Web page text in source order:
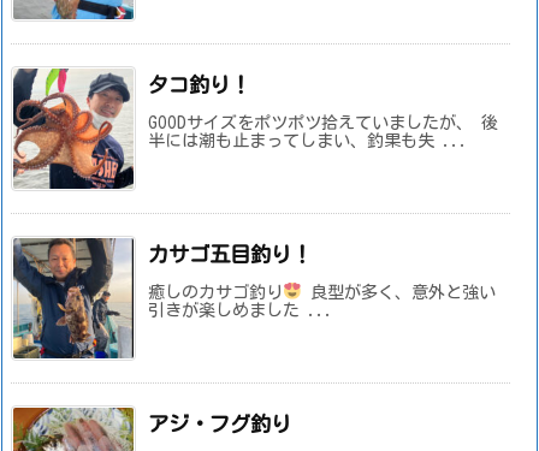
タコ釣り！
GOODサイズをポツポツ拾えていましたが、 後
半には潮も止まってしまい、釣果も失 ...
カサゴ五目釣り！
癒しのカサゴ釣り
良型が多く、意外と強い
引きが楽しめました ...
アジ・フグ釣り